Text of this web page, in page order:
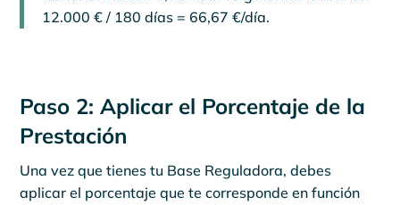
12.000 € / 180 días = 66,67 €/día.
Paso 2: Aplicar el Porcentaje de la
Prestación
Una vez que tienes tu Base Reguladora, debes
aplicar el porcentaje que te corresponde en función